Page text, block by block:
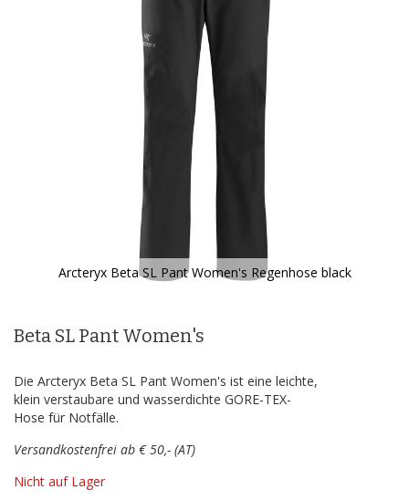
Arcteryx Beta SL Pant Women's Regenhose black
der
Beta SL Pant Women's
Die Arcteryx Beta SL Pant Women's ist eine leichte,
klein verstaubare und wasserdichte GORE-TEX-
Hose für Notfälle.
Versandkostenfrei ab € 50,- (AT)
Nicht auf Lager